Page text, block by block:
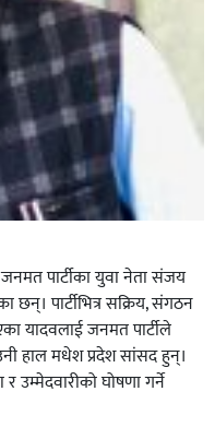
जनमत पार्टीका युवा नेता संजय
छन्। पार्टीभित्र सक्रिय, संगठन
यादवलाई जनमत पार्टीले
हाल मधेश प्रदेश सांसद हुन्।
उम्मेदवारीको घोषणा गर्ने